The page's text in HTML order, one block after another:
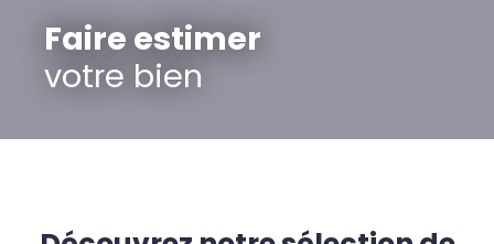
Faire estimer
votre bien